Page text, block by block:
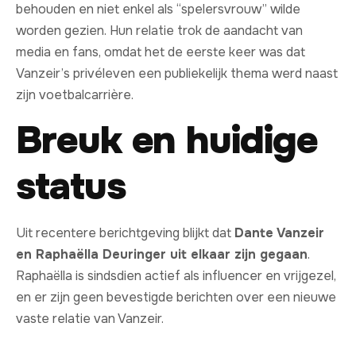
behouden en niet enkel als “spelersvrouw” wilde
worden gezien. Hun relatie trok de aandacht van
media en fans, omdat het de eerste keer was dat
Vanzeir’s privéleven een publiekelijk thema werd naast
zijn voetbalcarrière.
Breuk en huidige
status
Uit recentere berichtgeving blijkt dat Dante Vanzeir
en Raphaëlla Deuringer uit elkaar zijn gegaan.
Raphaëlla is sindsdien actief als influencer en vrijgezel,
en er zijn geen bevestigde berichten over een nieuwe
vaste relatie van Vanzeir.